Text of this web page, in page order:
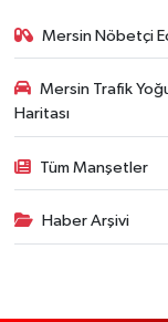
Mersin Nöbetçi
Mersin Trafik
Haritası
Tüm Manşetler
Haber Arşivi